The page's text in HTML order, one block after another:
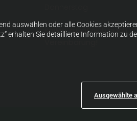
auswählen oder alle Cookies
erhalten Sie detaillierte Information zu
Ausgewählte
sowie zusätzlich nach